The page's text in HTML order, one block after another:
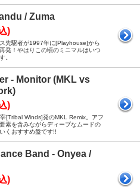
/ Zuma
)
先駆者が1997年に[Playhouse]から
発！やはりこの頃のミニマルはいつ
。
- Monitor (MKL vs
)
[Tribal Winds]発のMKL Remix。アフ
素を含みながらディープなムードの
くおすすめ盤です!!
Band - Onyea /
)